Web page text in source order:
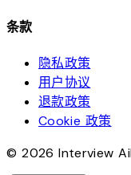
条款
隐私政策
用户协议
退款政策
Cookie 政策
© 2026 Interview